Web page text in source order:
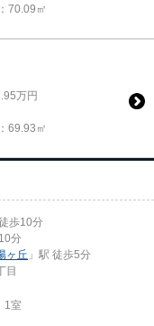
70.09㎡
万円
69.93㎡
歩10分
分
ヶ丘 」駅 徒歩5分
目
1室